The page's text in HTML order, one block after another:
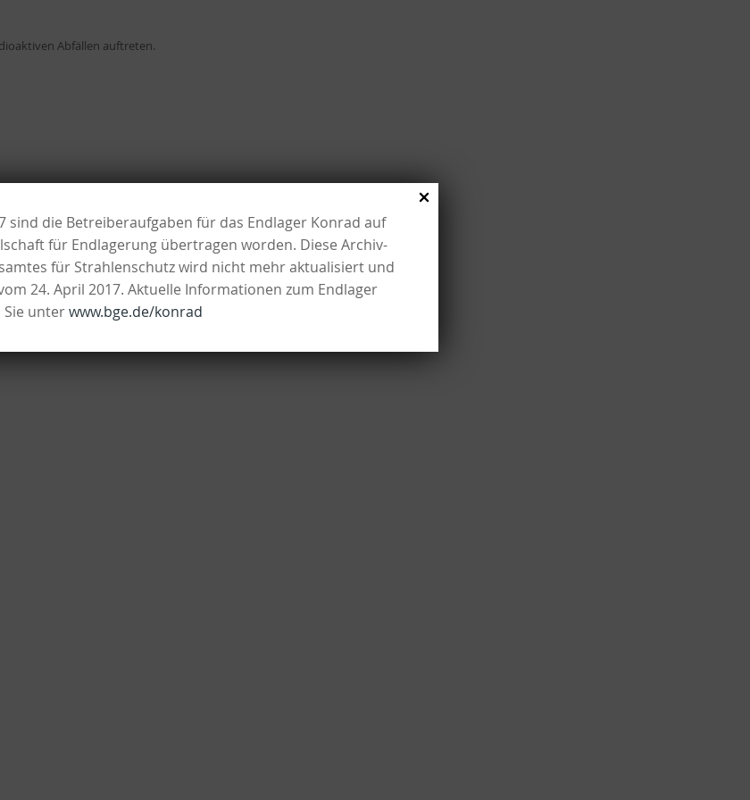
Abfällen auftreten.
sind die Betreiberaufgaben für das Endlager Konrad auf
für Endlagerung übertragen worden. Diese Archiv-
für Strahlenschutz wird nicht mehr aktualisiert und
24. April 2017. Aktuelle Informationen zum Endlager
Sie unterwww.bge.de/konrad